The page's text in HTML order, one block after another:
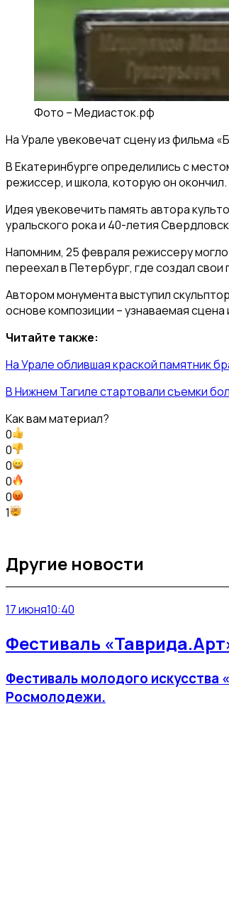
Фото –Медиасток.рф
На Урале увековечат сцену из фильма
В Екатеринбурге определились с
режиссер, и школа, которую он окончил.
Идея увековечить память автора
уральского рока и 40-летия
Напомним, 25 февраля режиссеру
переехал в Петербург, где создал
Автором монумента выступил
основе композиции – узнаваемая
Читайте также:
На Урале облившая краской памятник
В Нижнем Тагиле стартовали съемки
Как вам материал?
0
0
0
0
0
1
Другие новости
17 июня10:40
Фестиваль
Фестиваль молодого
Росмолодежи.